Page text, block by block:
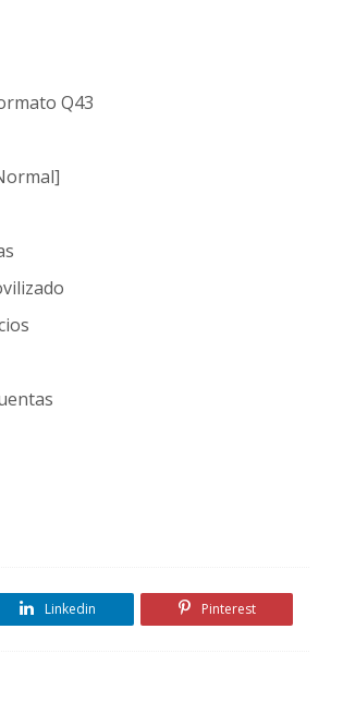
Q43
Linkedin Pinterest